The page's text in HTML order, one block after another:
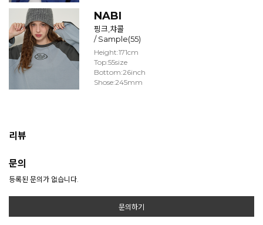
NABI
핑크,챠콜
/ Sample(55)
Height:171cm
Top:55size
Bottom:26inch
Shose:245mm
리뷰
문의
등록된 문의가 없습니다.
문의하기